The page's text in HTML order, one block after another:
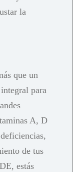
la
que un
para
A, D
de tus
estás